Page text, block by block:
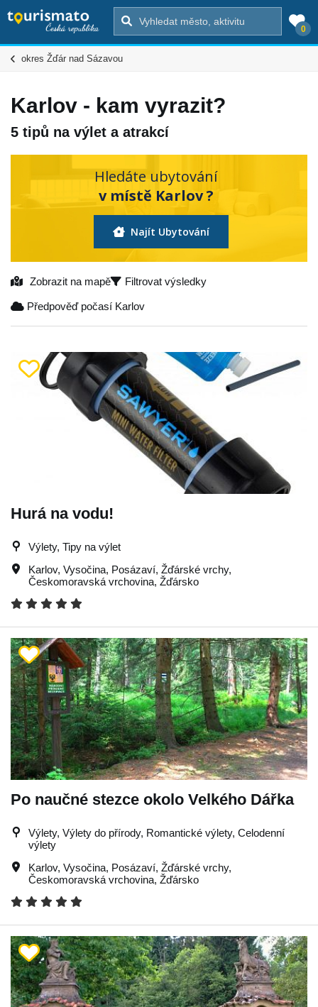
0
okres Žďár nad Sázavou
Karlov - kam vyrazit?
5 tipů na výlet a atrakcí
Hledáte ubytování
v místě Karlov ?
Najít Ubytování
Zobrazit na mapě Filtrovat výsledky
Předpověď počasí Karlov
Hurá na vodu!
Výlety, Tipy na výlet
Karlov, Vysočina, Posázaví, Žďárské vrchy,
Českomoravská vrchovina, Žďársko
Po naučné stezce okolo Velkého Dářka
Výlety, Výlety do přírody, Romantické výlety, Celodenní
výlety
Karlov, Vysočina, Posázaví, Žďárské vrchy,
Českomoravská vrchovina, Žďársko